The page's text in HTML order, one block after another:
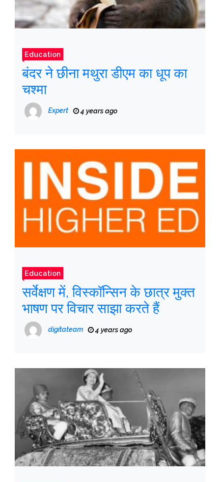
Education
बंदर ने छीना मथुरा डीएम का धूप का
चश्मा
Expert 4 years ago
Education
सर्वेक्षण में, विस्कॉन्सिन के छात्र मुक्त
भाषण पर विचार साझा करते हैं
digitateam 4 years ago